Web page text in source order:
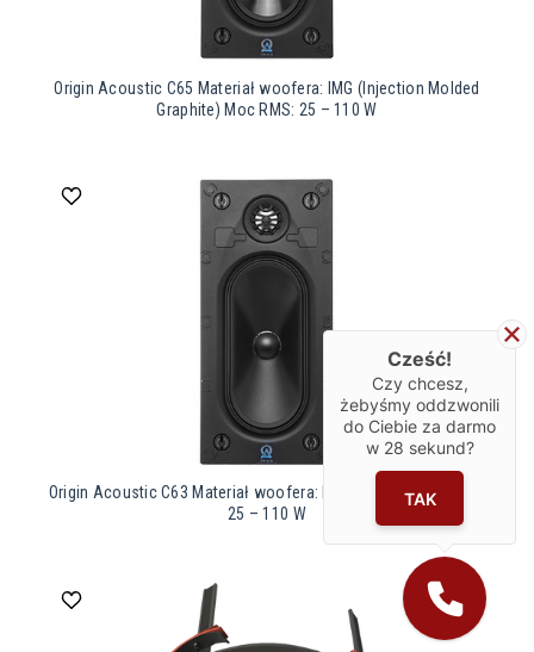
Origin Acoustic C65 Materiał woofera: IMG (Injection Molded
Graphite) Moc RMS: 25 – 110 W
Origin Acoustic C63 Materiał woofera: Polipropylen Moc RMS:
25 – 110 W
Cześć!
Czy chcesz,
żebyśmy oddzwonili
do Ciebie za darmo
w 28 sekund?
TAK